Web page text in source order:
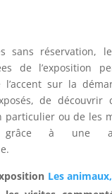
sans réservation,
de l’exposition
sur la
de découvrir
particulier ou de les
grâce à une
Les